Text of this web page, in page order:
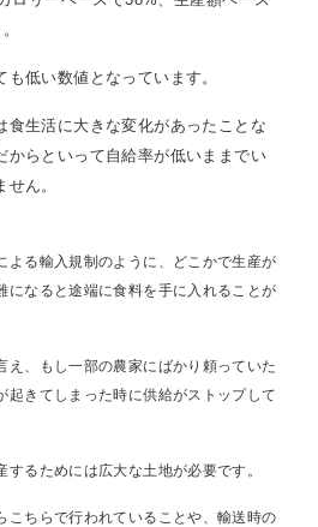
低い数値となっています。
食生活に大きな変化があったことな
からといって自給率が低いままでい
ん。
よる輸入規制のように、どこかで生産が
になると途端に食料を手に入れることが
え、もし一部の農家にばかり頼っていた
起きてしまった時に供給がストップして
るためには広大な土地が必要です。
こちらで行われていることや、輸送時の